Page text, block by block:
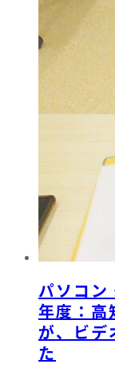
パソコ
年度：高
が、ビデ
た